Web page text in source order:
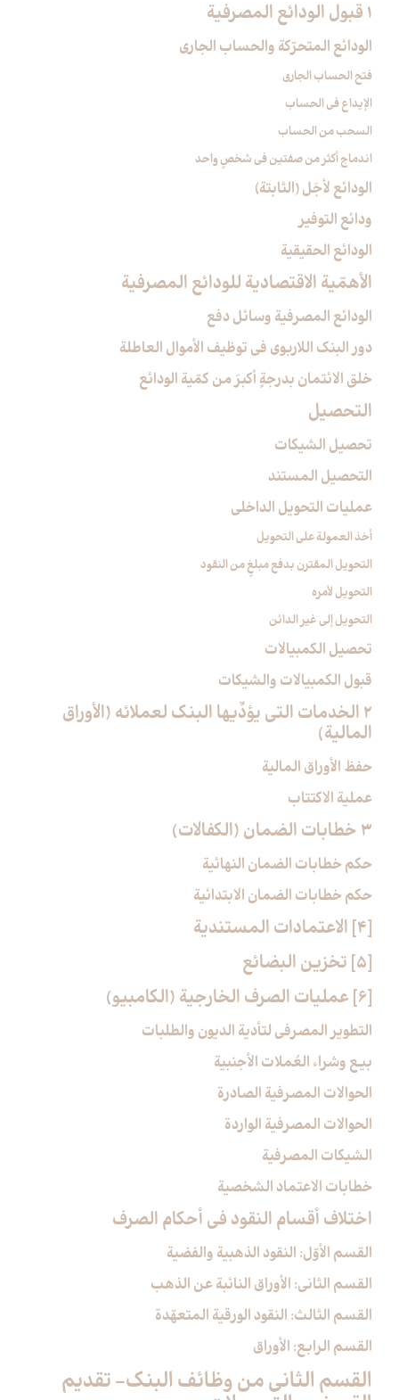
1 قبول الودائع المصرفية
الودائع المتحرّكة والحساب الجاري
فتح الحساب الجاري
الإيداع في الحساب
السحب من الحساب
اندماج أكثر من صفتين في شخصٍ واحد
الودائع لأجَل (الثابتة)
ودائع التوفير
الودائع الحقيقية
الأهمّية الاقتصادية للودائع المصرفية
الودائع المصرفية وسائل دفع
دور البنك اللاربوي في توظيف الأموال العاطلة
خلق الائتمان بدرجةٍ أكبرَ من كمّية الودائع
التحصيل‏
تحصيل الشيكات
التحصيل المستند
عمليات التحويل الداخلي
أخذ العمولة على التحويل
التحويل المقترن بدفع مبلغٍ من النقود
التحويل لأمره
التحويل إلى غير الدائن
تحصيل الكمبيالات
قبول الكمبيالات والشيكات
2 الخدمات التي يؤدِّيها البنك لعملائه (الأوراق
المالية)
حفظ الأوراق المالية
عملية الاكتتاب
3 خطابات الضمان (الكفالات)
حكم خطابات الضمان النهائية
حكم خطابات الضمان الابتدائية
[4] الاعتمادات المستندية
[5] تخزين البضائع‏
[6] عمليات الصرف الخارجية (الكامبيو)
التطوير المصرفي لتأدية الديون والطلبات
بيع وشراء العُملات الأجنبية
الحوالات المصرفية الصادرة
الحوالات المصرفية الواردة
الشيكات المصرفية
خطابات الاعتماد الشخصية
اختلاف أقسام النقود في أحكام الصرف‏
القسم الأوّل: النقود الذهبية والفضية
القسم الثاني: الأوراق النائبة عن الذهب
القسم الثالث: النقود الورقية المتعهّدة
القسم الرابع: الأوراق
القسم الثاني من وظائف البنك- تقديم